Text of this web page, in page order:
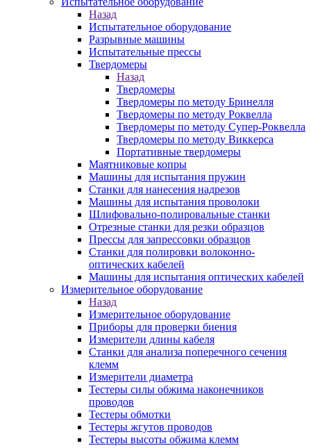
Назад
Испытательное оборудование
Разрывные машины
Испытательные прессы
Твердомеры
Назад
Твердомеры
Твердомеры по методу Бринелля
Твердомеры по методу Роквелла
Твердомеры по методу Супер-Роквелла
Твердомеры по методу Виккерса
Портативные твердомеры
Маятниковые копры
Машины для испытания пружин
Станки для нанесения надрезов
Машины для испытания проволоки
Шлифовально-полировальные станки
Отрезные станки для резки образцов
Прессы для запрессовки образцов
Станки для полировки волоконно-
оптических кабелей
Машины для испытания оптических кабелей
Измерительное оборудование
Назад
Измерительное оборудование
Приборы для проверки биения
Измерители длины кабеля
Станки для анализа поперечного сечения
клемм
Измерители диаметра
Тестеры силы обжима наконечников
проводов
Тестеры обмотки
Тестеры жгутов проводов
Тестеры высоты обжима клемм